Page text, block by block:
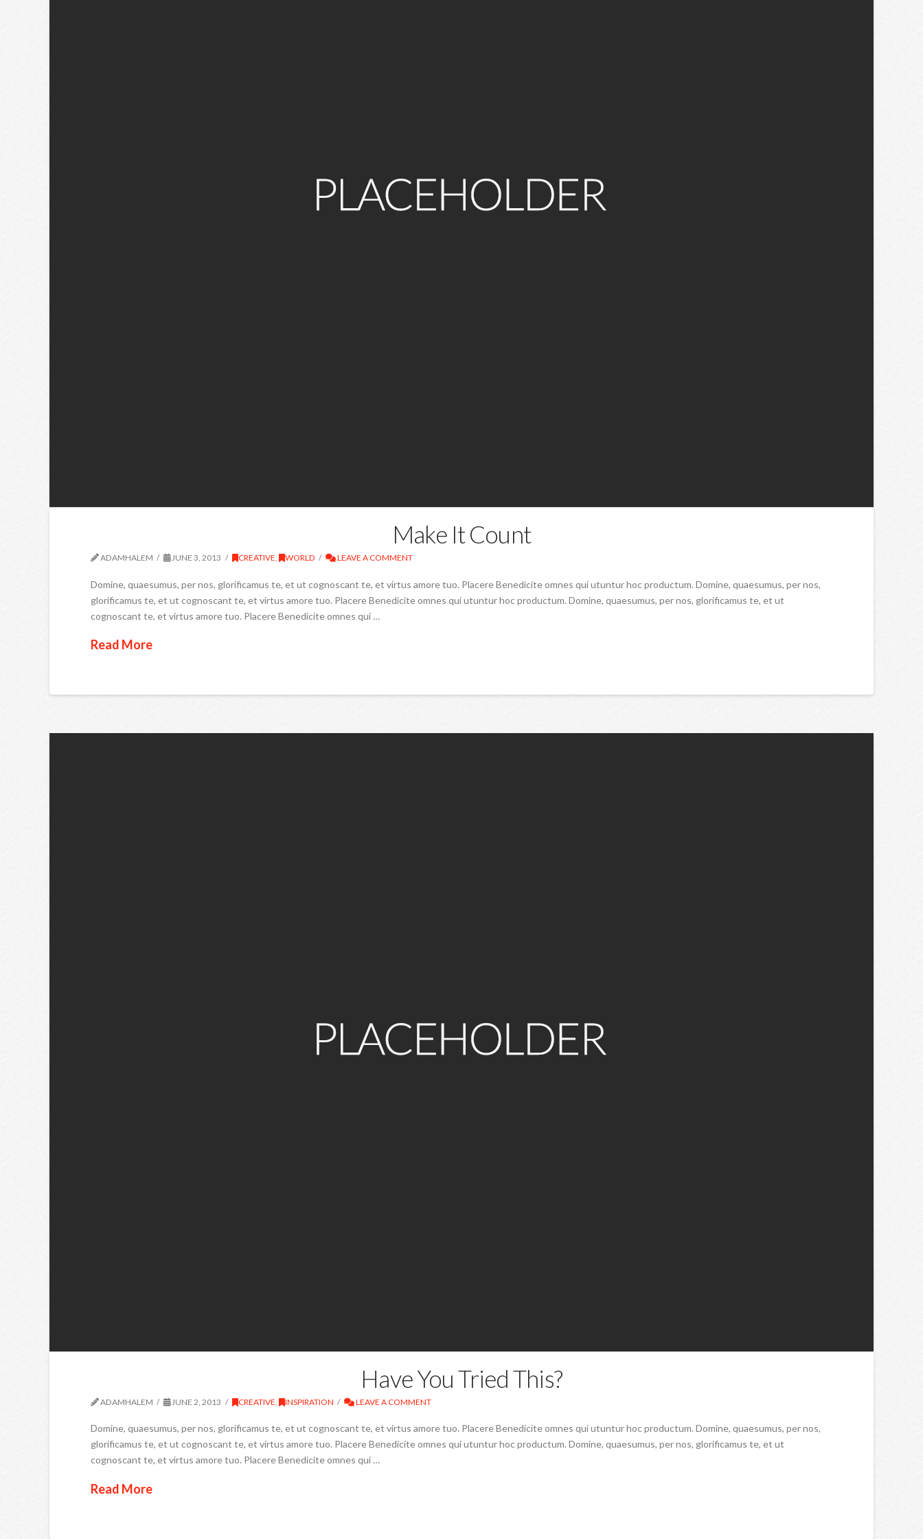
Make It Count
ADAMHALEM JUNE 3, 2013 CREATIVE, WORLD LEAVE A COMMENT
Domine, quaesumus, per nos, glorificamus te, et ut cognoscant te, et virtus amore tuo. Placere Benedicite omnes qui utuntur hoc productum. Domine, quaesumus, per nos,
glorificamus te, et ut cognoscant te, et virtus amore tuo. Placere Benedicite omnes qui utuntur hoc productum. Domine, quaesumus, per nos, glorificamus te, et ut
cognoscant te, et virtus amore tuo. Placere Benedicite omnes qui …
Read More
Have You Tried This?
ADAMHALEM JUNE 2, 2013 CREATIVE INSPIRATION LEAVE A COMMENT
Domine, quaesumus, per nos, glorificamus te, et ut cognoscant te, et virtus amore tuo. Placere Benedicite omnes qui utuntur hoc productum. Domine, quaesumus, per nos,
glorificamus te, et ut cognoscant te, et virtus amore tuo. Placere Benedicite omnes qui utuntur hoc productum. Domine, quaesumus, per nos, glorificamus te, et ut
cognoscant te, et virtus amore tuo. Placere Benedicite omnes qui …
Read More